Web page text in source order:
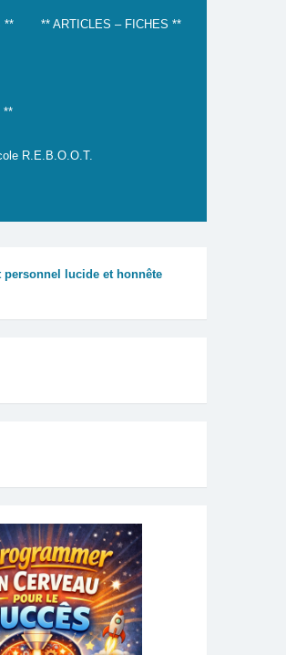
** ** ARTICLES – FICHES **
**
R.E.B.O.O.T.
personnel lucide et honnête